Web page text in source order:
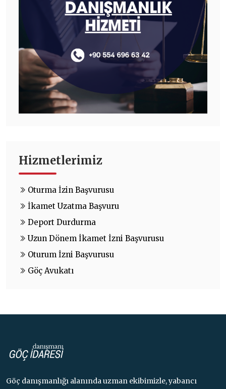
Hizmetlerimiz
Oturma İzin Başvurusu
İkamet Uzatma Başvuru
Deport Durdurma
Uzun Dönem İkamet İzni Başvurusu
Oturum İzni Başvurusu
Göç Avukatı
Göç danışmanlığı alanında uzman ekibimizle, yabancı